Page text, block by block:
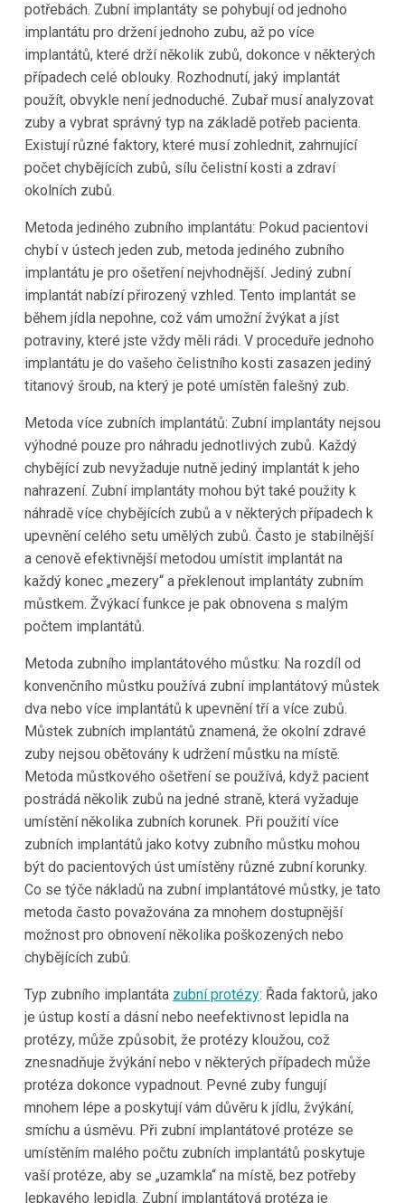
potřebách. Zubní implantáty se pohybují od jednoho
implantátu pro držení jednoho zubu, až po více
implantátů, které drží několik zubů, dokonce v některých
případech celé oblouky. Rozhodnutí, jaký implantát
použít, obvykle není jednoduché. Zubař musí analyzovat
zuby a vybrat správný typ na základě potřeb pacienta.
Existují různé faktory, které musí zohlednit, zahrnující
počet chybějících zubů, sílu čelistní kosti a zdraví
okolních zubů.
Metoda jediného zubního implantátu: Pokud pacientovi
chybí v ústech jeden zub, metoda jediného zubního
implantátu je pro ošetření nejvhodnější. Jediný zubní
implantát nabízí přirozený vzhled. Tento implantát se
během jídla nepohne, což vám umožní žvýkat a jíst
potraviny, které jste vždy měli rádi. V proceduře jednoho
implantátu je do vašeho čelistního kosti zasazen jediný
titanový šroub, na který je poté umístěn falešný zub.
Metoda více zubních implantátů: Zubní implantáty nejsou
výhodné pouze pro náhradu jednotlivých zubů. Každý
chybějící zub nevyžaduje nutně jediný implantát k jeho
nahrazení. Zubní implantáty mohou být také použity k
náhradě více chybějících zubů a v některých případech k
upevnění celého setu umělých zubů. Často je stabilnější
a cenově efektivnější metodou umístit implantát na
každý konec „mezery“ a překlenout implantáty zubním
můstkem. Žvýkací funkce je pak obnovena s malým
počtem implantátů.
Metoda zubního implantátového můstku: Na rozdíl od
konvenčního můstku používá zubní implantátový můstek
dva nebo více implantátů k upevnění tří a více zubů.
Můstek zubních implantátů znamená, že okolní zdravé
zuby nejsou obětovány k udržení můstku na místě.
Metoda můstkového ošetření se používá, když pacient
postrádá několik zubů na jedné straně, která vyžaduje
umístění několika zubních korunek. Při použití více
zubních implantátů jako kotvy zubního můstku mohou
být do pacientových úst umístěny různé zubní korunky.
Co se týče nákladů na zubní implantátové můstky, je tato
metoda často považována za mnohem dostupnější
možnost pro obnovení několika poškozených nebo
chybějících zubů.
Typ zubního implantáta zubní protézy: Řada faktorů, jako
je ústup kostí a dásní nebo neefektivnost lepidla na
protézy, může způsobit, že protézy kloužou, což
znesnadňuje žvýkání nebo v některých případech může
protéza dokonce vypadnout. Pevné zuby fungují
mnohem lépe a poskytují vám důvěru k jídlu, žvýkání,
smíchu a úsměvu. Při zubní implantátové protéze se
umístěním malého počtu zubních implantátů poskytuje
vaší protéze, aby se „uzamkla“ na místě, bez potřeby
lepkavého lepidla. Zubní implantátová protéza je